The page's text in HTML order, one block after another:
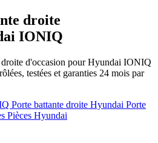
droite
IONIQ
d'occasion pour Hyundai IONIQ
testées et garanties 24 mois par
Porte battante droite Hyundai Porte
Pièces Hyundai